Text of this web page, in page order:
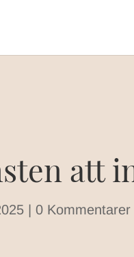
att
|0 Kommentarer